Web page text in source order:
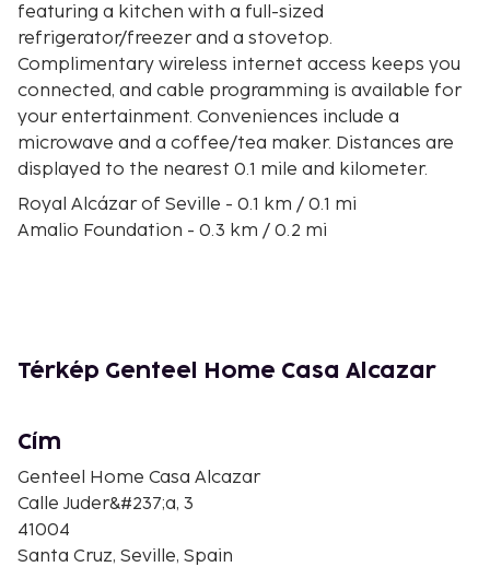
featuring a kitchen with a full-sized
refrigerator/freezer and a stovetop.
Complimentary wireless internet access keeps you
connected, and cable programming is available for
your entertainment. Conveniences include a
microwave and a coffee/tea maker. Distances are
displayed to the nearest 0.1 mile and kilometer.
Royal Alcázar of Seville - 0.1 km / 0.1 mi
Amalio Foundation - 0.3 km / 0.2 mi
Triunfo Plaza - 0.4 km / 0.3 mi
Libreria Vertice - 0.5 km / 0.3 mi
Archiddiocesis de Sevilla - 0.5 km / 0.3 mi
Giralda Tower - 0.5 km / 0.3 mi
General Archive of the Indies - 0.5 km / 0.3 mi
Murillo House - 0.5 km / 0.3 mi
University of Seville - 0.5 km / 0.3 mi
Térkép Genteel Home Casa Alcazar
Cím
Genteel Home Casa Alcazar
Calle Juder&#237;a, 3
41004
Santa Cruz, Seville, Spain